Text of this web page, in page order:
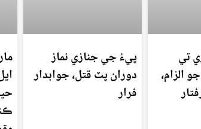
تي
الزام،
پيءُ جي جنازي نماز
دوران پٽ قتل، جوابدار
فرار